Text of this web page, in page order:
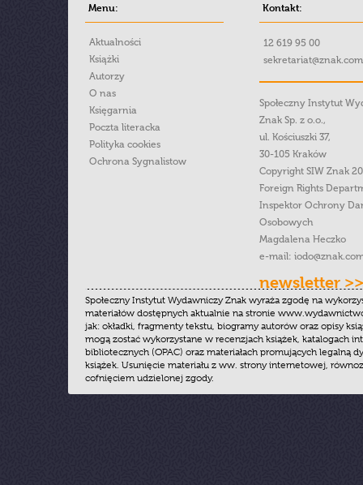
Menu:
Aktualności
Książki
Autorzy
O nas
Księgarnia
Poczta literacka
Polityka cookies
Ochrona Sygnalistow
Kontakt:
12 619 95 00
Społeczny Instytut
Znak Sp. z o.o.,
ul. Kościuszki 37,
30-105 Kraków
Copyright SIW Znak
Foreign Rights
Inspektor Ochrony
Osobowych
Magdalena Heczko
e-mail:
newsletter >>
Społeczny Instytut Wydawniczy Znak wyraża zgodę na
materiałów dostępnych aktualnie na stronie
jak: okładki, fragmenty tekstu, biogramy autorów oraz opisy
mogą zostać wykorzystane w recenzjach książek, katalogach
bibliotecznych (OPAC) oraz materiałach promujących legalną
książek. Usunięcie materiału z ww. strony internetowej,
cofnięciem udzielonej zgody.